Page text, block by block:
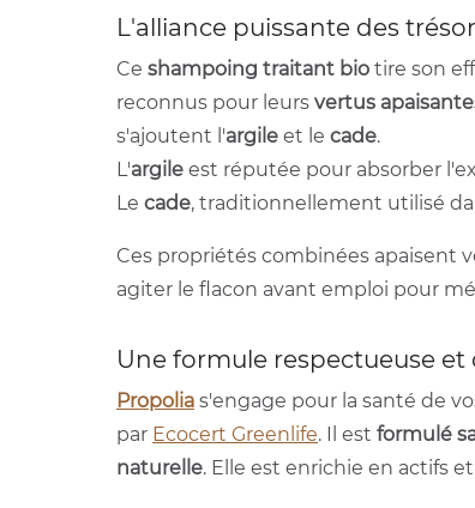
L'alliance puissante des
Ce shampoing traitant bio tire son
reconnus pour leurs vertus
s'ajoutent l'argile et le cade.
L'argile est réputée pour absorber
Le cade, traditionnellement utilisé
Ces propriétés combinées apaisent
agiter le flacon avant emploi pour
Une formule respectueuse et
Propolia s'engage pour la santé de
par Ecocert Greenlife. Il est formulé
naturelle. Elle est enrichie en actifs